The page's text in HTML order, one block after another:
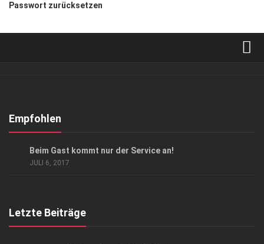
Passwort zurücksetzen
Kontakt, Impressum
Empfohlen
Beim Gast kommt nur der Service an!
JULI 6, 2017
Letzte Beiträge